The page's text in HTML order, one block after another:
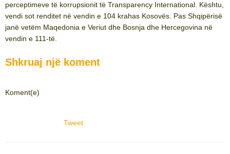
perceptimeve të korrupsionit të Transparency International. Kështu,
vendi sot renditet në vendin e 104 krahas Kosovës. Pas Shqipërisë
janë vetëm Maqedonia e Veriut dhe Bosnja dhe Hercegovina në
vendin e 111-të.
Shkruaj një koment
Koment(e)
Tweet